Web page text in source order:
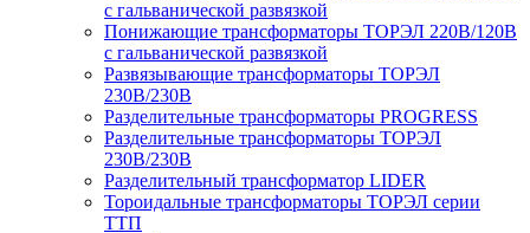
с гальванической развязкой
Понижающие трансформаторы ТОРЭЛ 220В/120В
с гальванической развязкой
Развязывающие трансформаторы ТОРЭЛ
230В/230В
Разделительные трансформаторы PROGRESS
Разделительные трансформаторы ТОРЭЛ
230В/230В
Разделительный трансформатор LIDER
Тороидальные трансформаторы ТОРЭЛ серии
ТТП